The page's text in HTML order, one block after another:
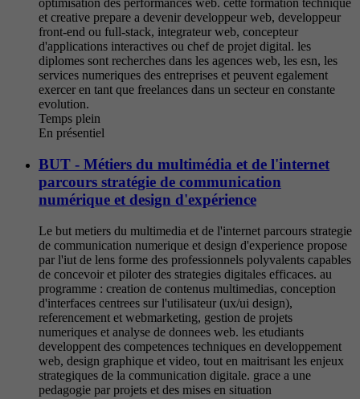
optimisation des performances web. cette formation technique
et creative prepare a devenir developpeur web, developpeur
front-end ou full-stack, integrateur web, concepteur
d'applications interactives ou chef de projet digital. les
diplomes sont recherches dans les agences web, les esn, les
services numeriques des entreprises et peuvent egalement
exercer en tant que freelances dans un secteur en constante
evolution.
Temps plein
En présentiel
BUT - Métiers du multimédia et de l'internet
parcours stratégie de communication
numérique et design d'expérience
Le but metiers du multimedia et de l'internet parcours strategie
de communication numerique et design d'experience propose
par l'iut de lens forme des professionnels polyvalents capables
de concevoir et piloter des strategies digitales efficaces. au
programme : creation de contenus multimedias, conception
d'interfaces centrees sur l'utilisateur (ux/ui design),
referencement et webmarketing, gestion de projets
numeriques et analyse de donnees web. les etudiants
developpent des competences techniques en developpement
web, design graphique et video, tout en maitrisant les enjeux
strategiques de la communication digitale. grace a une
pedagogie par projets et des mises en situation